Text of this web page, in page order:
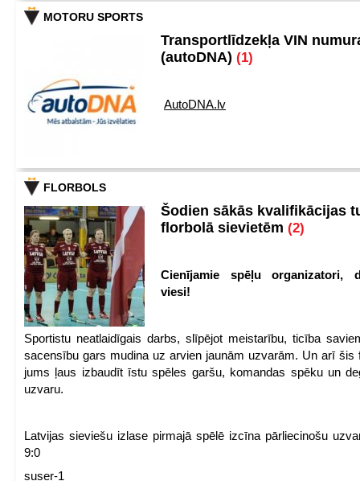
MOTORU SPORTS
Transportlīdzekļa VIN
(autoDNA) (1)
AutoDNA.lv
FLORBOLS
Šodien sākās kvalifikācijas
florbolā sievietēm (2)
Cienījamie spēļu organizatori,
viesi!
Sportistu neatlaidīgais darbs, slīpējot meistarību, ticība
sacensību gars mudina uz arvien jaunām uzvarām. Un arī šis
jums ļaus izbaudīt īstu spēles garšu, komandas spēku un
uzvaru.
Latvijas sieviešu izlase pirmajā spēlē izcīna pārliecinošu
9:0
suser-1